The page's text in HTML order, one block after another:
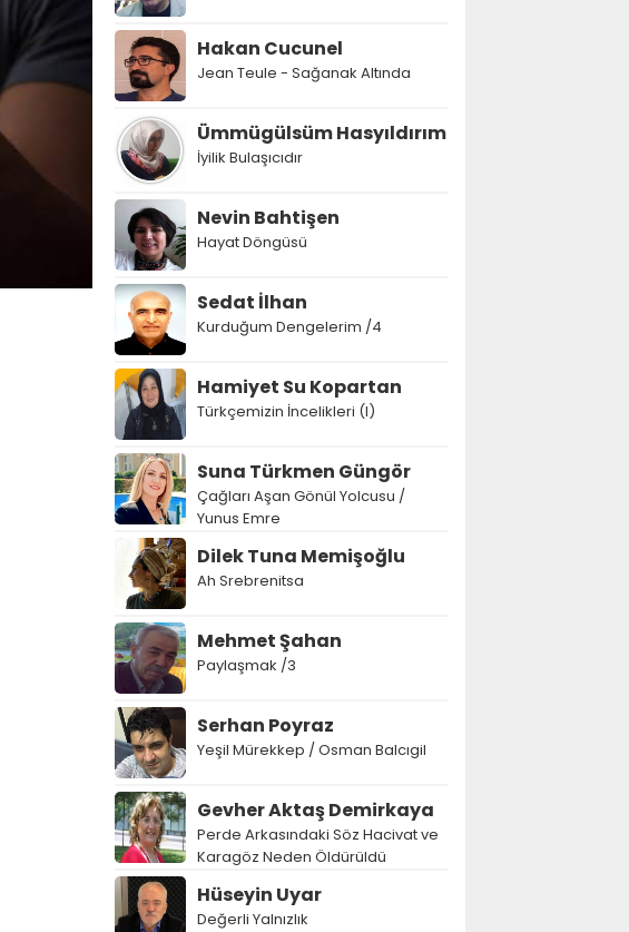
Hakan Cucunel
Jean Teule - Sağanak Altında
Ümmügülsüm Hasyıldırım
İyilik Bulaşıcıdır
Nevin Bahtişen
Hayat Döngüsü
Sedat İlhan
Kurduğum Dengelerim /4
Hamiyet Su Kopartan
Türkçemizin İncelikleri (I)
Suna Türkmen Güngör
Çağları Aşan Gönül Yolcusu /
Yunus Emre
Dilek Tuna Memişoğlu
Ah Srebrenitsa
Mehmet Şahan
Paylaşmak /3
Serhan Poyraz
Yeşil Mürekkep / Osman Balcıgil
Gevher Aktaş Demirkaya
Perde Arkasındaki Söz Hacivat ve
Karagöz Neden Öldürüldü
Hüseyin Uyar
Değerli Yalnızlık